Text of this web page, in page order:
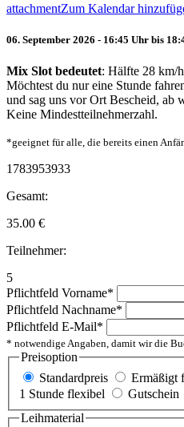
attachmentZum Kalendar
06. September 2026 - 16:45 Uhr bis
Mix Slot bedeutet: Hälfte 28 km/
Möchtest du nur eine Stunde
und sag uns vor Ort Bescheid, ab
Keine Mindestteilnehmerzahl.
*geeignet für alle, die bereits einen
1783953933
Gesamt:
35.00 €
Teilnehmer:
5
Pflichtfeld Vorname*
Pflichtfeld Nachname*
Pflichtfeld E-Mail*
* notwendige Angaben, damit wir die
Preisoption
Standardpreis
Ermäßigt
1 Stunde flexibel
Gutschein
Leihmaterial